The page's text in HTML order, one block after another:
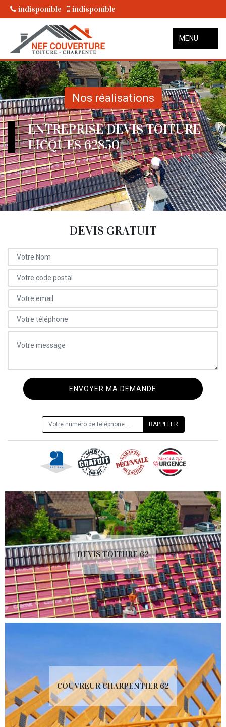
indisponible indisponible
MENU
Nos réalisations
ENTREPRISE DEVIS TOITURE
LICQUES 62850
DEVIS GRATUIT
DEVIS TOITURE 62
COUVREUR CHARPENTIER 62